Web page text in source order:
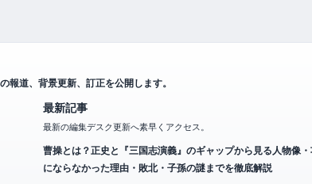
報道、背景更新、訂正を公開します。
最新記事
最新の編集デスク更新へ素早くアクセス。
曹操とは？正史と『三国志演義』のギャップから見る人物像
にならなかった理由・敗北・子孫の謎までを徹底解説